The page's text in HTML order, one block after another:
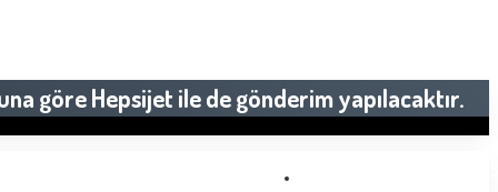
göre Hepsijet ile de gönderim yapılacaktır.